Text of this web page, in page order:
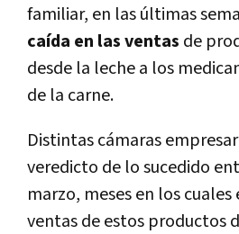
familiar, en las últimas
caída en las ventas de
desde la leche a los
de la carne.
Distintas cámaras
veredicto de lo sucedido
marzo, meses en los
ventas de estos productos